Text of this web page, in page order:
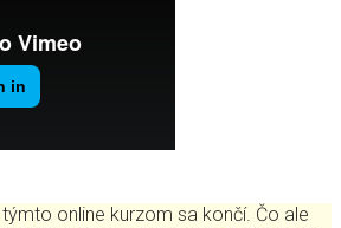
online kurzom sa končí. Čo ale